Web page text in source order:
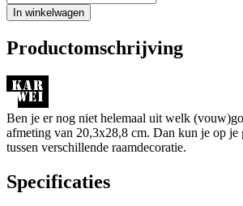
In winkelwagen
Productomschrijving
Ben je er nog niet helemaal uit welk
afmeting van 20,3x28,8 cm. Dan kun je op je
tussen verschillende raamdecoratie.
Specificaties